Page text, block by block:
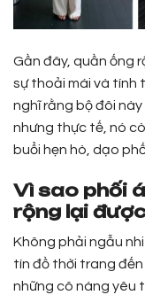
Gần đây, quần ống
sự thoải mái và tính
nghĩ rằng bộ đôi
nhưng thực tế, nó
buổi hẹn hò, dạo
Vì sao phối
rộng lại
Không phải ngẫu
tín đồ thời trang
những cô nàng yêu